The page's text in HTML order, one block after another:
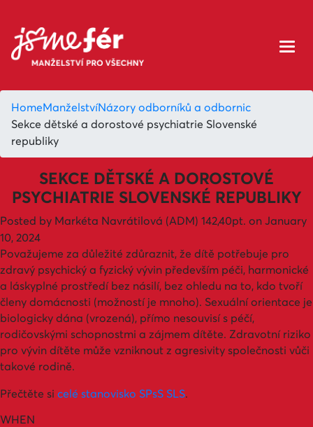
HomeManželstvíNázory odborníků a odbornic
Sekce dětské a dorostové psychiatrie Slovenské
republiky
SEKCE DĚTSKÉ A DOROSTOVÉ
PSYCHIATRIE SLOVENSKÉ REPUBLIKY
Posted by Markéta Navrátilová (ADM) 142,40pt. on January
10, 2024
Považujeme za důležité zdůraznit, že dítě potřebuje pro
zdravý psychický a fyzický vývin především péči, harmonické
a láskyplné prostředí bez násilí, bez ohledu na to, kdo tvoří
členy domácnosti (možností je mnoho). Sexuální orientace je
biologicky dána (vrozená), přímo nesouvisí s péčí,
rodičovskými schopnostmi a zájmem dítěte. Zdravotní riziko
pro vývin dítěte může vzniknout z agresivity společnosti vůči
takové rodině.
Přečtěte si celé stanovisko SPsS SLS.
WHEN